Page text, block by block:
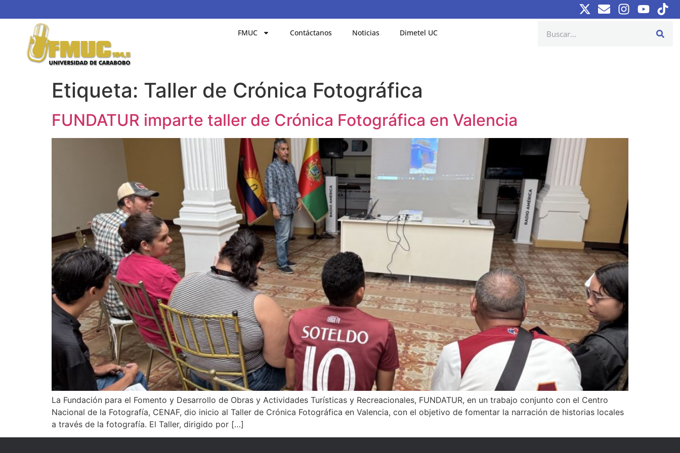
FMUC Contáctanos Noticias Dimetel UC
Etiqueta: Taller de Crónica Fotográfica
FUNDATUR imparte taller de Crónica Fotográfica en Valencia
La Fundación para el Fomento y Desarrollo de Obras y Actividades Turísticas y Recreacionales, FUNDATUR, en un trabajo conjunto con el Centro
Nacional de la Fotografía, CENAF, dio inicio al Taller de Crónica Fotográfica en Valencia, con el objetivo de fomentar la narración de historias locales
a través de la fotografía. El Taller, dirigido por […]